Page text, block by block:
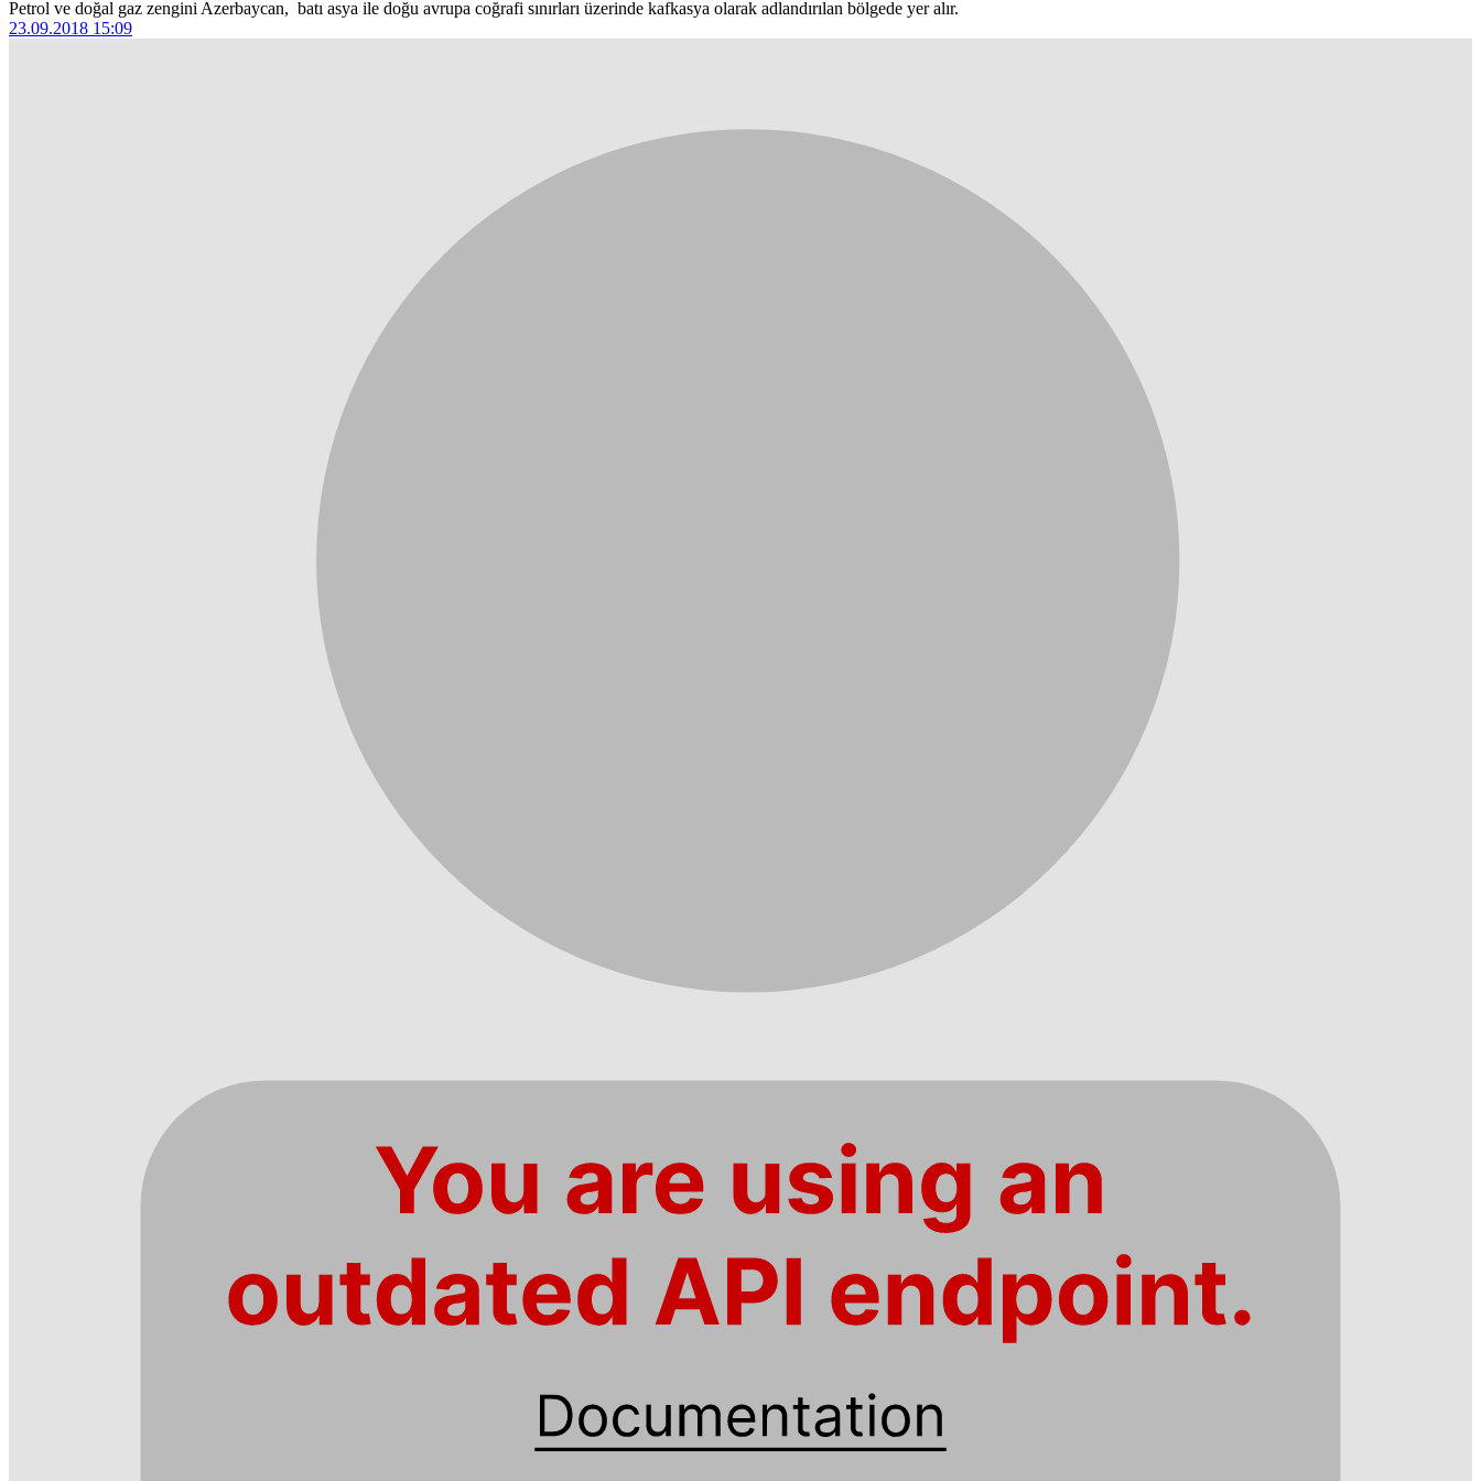
Petrol ve doğal gaz zengini Azerbaycan, batı asya ile doğu avrupa coğrafi sınırları üzerinde kafkasya olarak adlandırılan bölgede yer alır.
23.09.2018 15:09